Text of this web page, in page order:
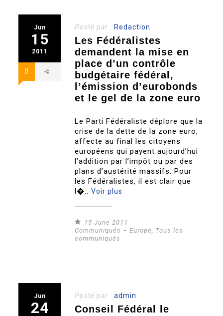
Jun
15
2011
0
Posté par : Redaction
Les Fédéralistes
demandent la mise en
place d’un contrôle
budgétaire fédéral,
l’émission d’eurobonds
et le gel de la zone euro
Le Parti Fédéraliste déplore que la
crise de la dette de la zone euro,
affecte au final les citoyens
européens qui payent aujourd’hui
l’addition par l’impôt ou par des
plans d’austérité massifs. Pour
les Fédéralistes, il est clair que
l�..Voir plus
15 June 2011
Communiqués – Europe, Tous les
communiqués
Jun
24
Posté par :admin
Conseil Fédéral le